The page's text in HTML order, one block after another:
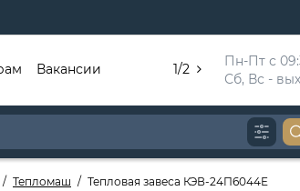
Пн-Пт с
Сб, Вс -
1/2
Вакансии
Тепломаш Тепловая завеса КЭВ-24П6044E